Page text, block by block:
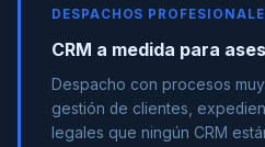
DESPACHOS
CRM a medida para
Despacho con procesos
gestión de clientes,
legales que ningún CRM